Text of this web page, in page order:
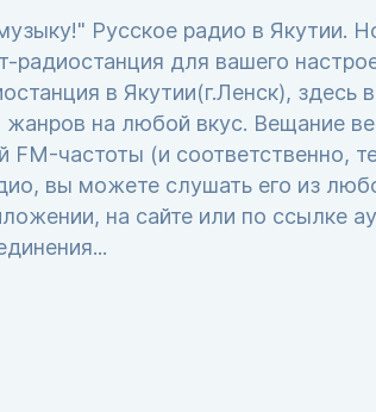
Русское радио в Якутии.
радиостанция для вашего
в Якутии(г.Ленск), здесь
жанров на любой вкус. Вещание
FM-частоты (и соответственно,
вы можете слушать его из
на сайте или по ссылке